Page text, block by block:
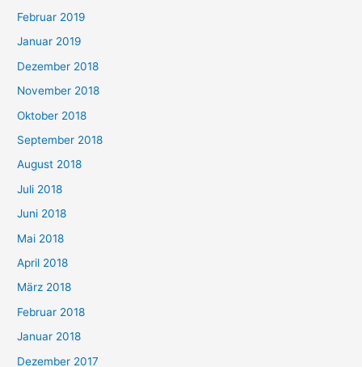
Februar 2019
Januar 2019
Dezember 2018
November 2018
Oktober 2018
September 2018
August 2018
Juli 2018
Juni 2018
Mai 2018
April 2018
März 2018
Februar 2018
Januar 2018
Dezember 2017